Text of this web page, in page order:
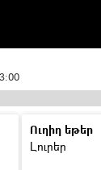
Ուղիղ եթեր
Լուրեր